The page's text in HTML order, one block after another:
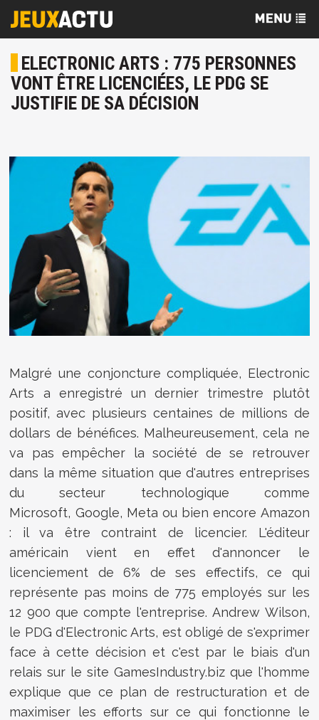
ELECTRONIC ARTS : 775 PERSONNES
VONT ÊTRE LICENCIÉES, LE PDG SE
JUSTIFIE DE SA DÉCISION
Malgré une conjoncture compliquée, Electronic
Arts a enregistré un dernier trimestre plutôt
positif, avec plusieurs centaines de millions de
dollars de bénéfices. Malheureusement, cela ne
va pas empêcher la société de se retrouver
dans la même situation que d'autres entreprises
du secteur technologique comme
Microsoft, Google, Meta ou bien encore Amazon
: il va être contraint de licencier. L'éditeur
américain vient en effet d'annoncer le
licenciement de 6% de ses effectifs, ce qui
représente pas moins de 775 employés sur les
12 900 que compte l'entreprise. Andrew Wilson,
le PDG d'Electronic Arts, est obligé de s'exprimer
face à cette décision et c'est par le biais d'un
relais sur le site GamesIndustry.biz que l'homme
explique que ce plan de restructuration et de
maximiser les efforts sur ce qui fonctionne le